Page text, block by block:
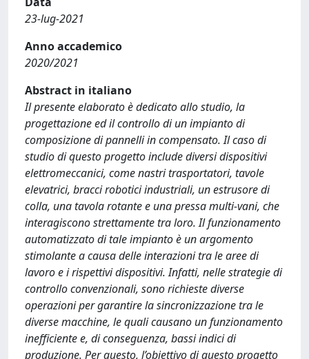
23-lug-2021
Anno accademico
2020/2021
Abstract in italiano
Il presente elaborato è dedicato allo studio, la
progettazione ed il controllo di un impianto di
composizione di pannelli in compensato. Il caso di
studio di questo progetto include diversi dispositivi
elettromeccanici, come nastri trasportatori, tavole
elevatrici, bracci robotici industriali, un estrusore di
colla, una tavola rotante e una pressa multi-vani, che
interagiscono strettamente tra loro. Il funzionamento
automatizzato di tale impianto è un argomento
stimolante a causa delle interazioni tra le aree di
lavoro e i rispettivi dispositivi. Infatti, nelle strategie di
controllo convenzionali, sono richieste diverse
operazioni per garantire la sincronizzazione tra le
diverse macchine, le quali causano un funzionamento
inefficiente e, di conseguenza, bassi indici di
produzione. Per questo, l’obiettivo di questo progetto